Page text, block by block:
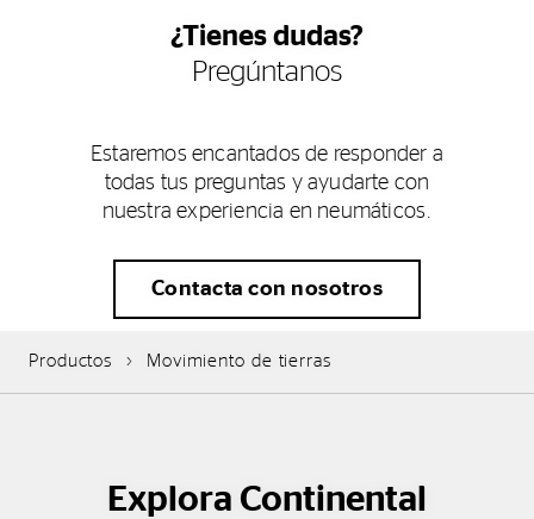
¿Tienes dudas?
Pregúntanos
Estaremos encantados de responder a
todas tus preguntas y ayudarte con
nuestra experiencia en neumáticos.
Contacta con nosotros
Productos Movimiento de tierras
Explora Continental